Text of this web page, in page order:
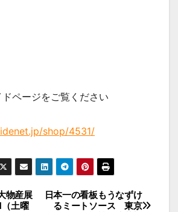
ページをご覧ください
shop/4531/
日本一の看板もうなずけ
るミートソース 東京
物産展
土曜